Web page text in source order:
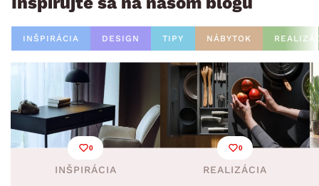
INŠPIRÁCIA DESIGN TIPY NÁBYTOK
0
INŠPIRÁCIA
0
REALIZÁCIA